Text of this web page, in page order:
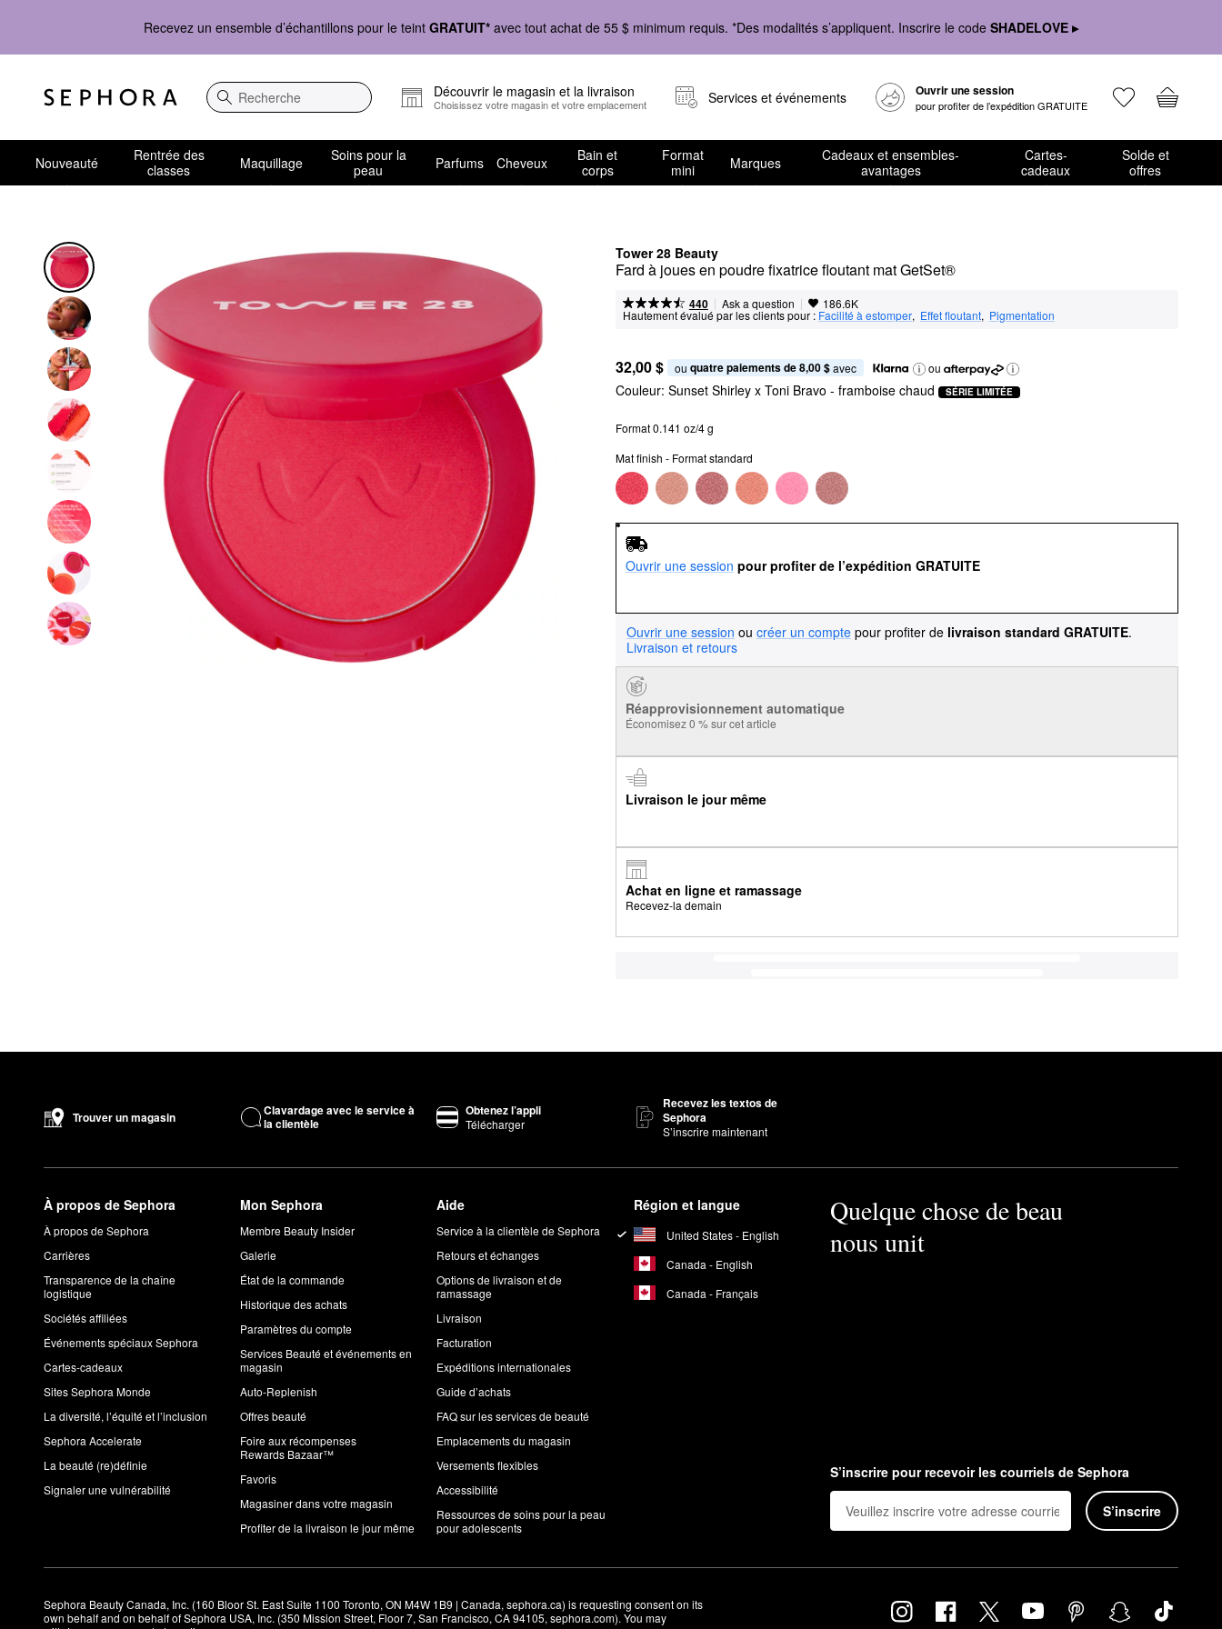
Recevez un ensemble d’échantillons pour le teint GRATUIT* avec tout achat de 55 $ minimum requis. *Des modalités s’appliquent. Inscrire le code SHADELOVE ▸
Recherche
Découvrir le magasin et la livraison
Choisissez votre magasin et votre emplacement Services et événements Ouvrir une session
pour profiter de l’expédition GRATUITE
Nouveauté
Rentrée des
classes
Maquillage
Soins pour la
peau
Parfums Cheveux
Bain et
corps
Format
mini
Marques
Cadeaux et ensembles-
avantages
Cartes-
cadeaux
Solde et
offres
Tower 28 Beauty
Fard à joues en poudre fixatrice floutant mat GetSet®
440 | Ask a question | 186.6K
Hautement évalué par les clients pour : Facilité à estomper, Effet floutant, Pigmentation
32,00 $ ou quatre paiements de 8,00 $ avec ou
Couleur: Sunset Shirley x Toni Bravo - framboise chaud SÉRIE LIMITÉE
Format 0.141 oz/4 g
Mat finish - Format standard
Ouvrir une session pour profiter de l’expédition GRATUITE
Ouvrir une session ou créer un compte pour profiter de livraison standard GRATUITE.
Livraison et retours
Réapprovisionnement automatique
Économisez 0 % sur cet article
Livraison le jour même
Achat en ligne et ramassage
Recevez-la demain
Trouver un magasin
Clavardage avec le service à
la clientèle
Obtenez l’appli
Télécharger
Recevez les textos de
Sephora
S’inscrire maintenant
À propos de Sephora
À propos de Sephora
Carrières
Transparence de la chaîne
logistique
Sociétés affiliées
Événements spéciaux Sephora
Cartes-cadeaux
Sites Sephora Monde
La diversité, l’équité et l’inclusion
Sephora Accelerate
La beauté (re)définie
Signaler une vulnérabilité
Mon Sephora
Membre Beauty Insider
Galerie
État de la commande
Historique des achats
Paramètres du compte
Services Beauté et événements en
magasin
Auto-Replenish
Offres beauté
Foire aux récompenses
Rewards Bazaar™
Favoris
Magasiner dans votre magasin
Profiter de la livraison le jour même
Aide
Service à la clientèle de Sephora
Retours et échanges
Options de livraison et de
ramassage
Livraison
Facturation
Expéditions internationales
Guide d’achats
FAQ sur les services de beauté
Emplacements du magasin
Versements flexibles
Accessibilité
Ressources de soins pour la peau
pour adolescents
Région et langue
United States - English
Canada - English
Canada - Français
Quelque chose de beau
nous unit
S’inscrire pour recevoir les courriels de Sephora
S’inscrire
Sephora Beauty Canada, Inc. (160 Bloor St. East Suite 1100 Toronto, ON M4W 1B9 | Canada, sephora.ca) is requesting consent on its
own behalf and on behalf of Sephora USA, Inc. (350 Mission Street, Floor 7, San Francisco, CA 94105, sephora.com). You may